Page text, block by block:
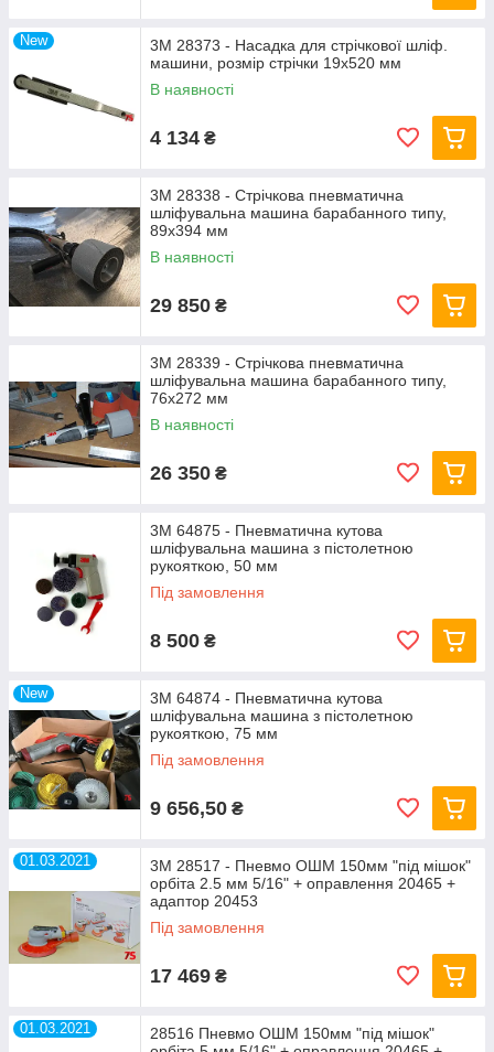
New
3M 28373 - Насадка для стрічкової шліф.
машини, розмір стрічки 19х520 мм
В наявності
4 134 ₴
3M 28338 - Стрічкова пневматична
шліфувальна машина барабанного типу,
89х394 мм
В наявності
29 850 ₴
3M 28339 - Стрічкова пневматична
шліфувальна машина барабанного типу,
76х272 мм
В наявності
26 350 ₴
3M 64875 - Пневматична кутова
шліфувальна машина з пістолетною
рукояткою, 50 мм
Під замовлення
8 500 ₴
New
3M 64874 - Пневматична кутова
шліфувальна машина з пістолетною
рукояткою, 75 мм
Під замовлення
9 656,50 ₴
01.03.2021
3M 28517 - Пневмо ОШМ 150мм "під мішок"
орбіта 2.5 мм 5/16" + оправлення 20465 +
адаптор 20453
Під замовлення
17 469 ₴
01.03.2021
28516 Пневмо ОШМ 150мм "під мішок"